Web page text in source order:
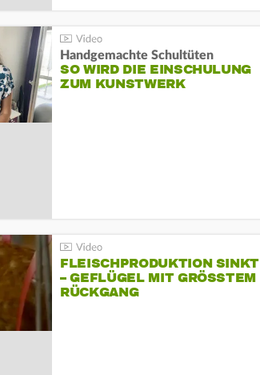
Handgemachte Schultüten
SO WIRD DIE EINSCHULUNG
ZUM KUNSTWERK
FLEISCHPRODUKTION SINKT
– GEFLÜGEL MIT GRÖSSTEM R
ÜCKGANG